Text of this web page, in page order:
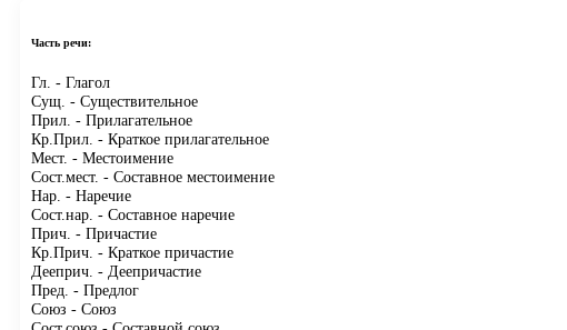
Часть речи:
Гл. - Глагол
Сущ. - Существительное
Прил. - Прилагательное
Кр.Прил. - Краткое прилагательное
Мест. - Местоимение
Сост.мест. - Составное местоимение
Нар. - Наречие
Сост.нар. - Составное наречие
Прич. - Причастие
Кр.Прич. - Краткое причастие
Дееприч. - Деепричастие
Пред. - Предлог
Союз - Союз